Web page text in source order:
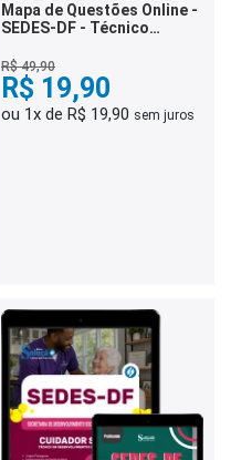
Mapa de Questões Online -
SEDES-DF - Técnico
Questões
R$ 49,90
R$ 19,90
ou 1x de R$ 19,90 sem juros